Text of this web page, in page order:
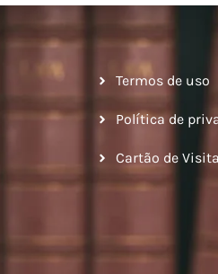
Termos de uso
Política de
Cartão de